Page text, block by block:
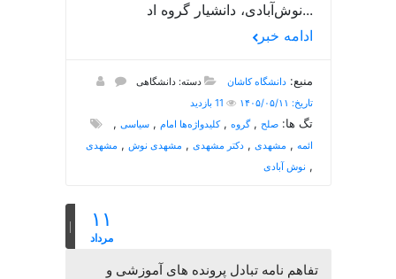
نوش‌آبادی، دانشیار گروه اد...
ادامه خبر
منبع:دانشگاه کاشان
دسته: دانشگاهی
تاریخ: ۱۴۰۵/۰۵/۱۱
تگ ها:صلح ,گروه ,کلیدواژه‌ها امام ,سیاسی ,
ائمه , مشهدی ,دکتر مشهدی , مشهدی نوش , مشهدی
نوش آبادی ,
۱۱
مرداد
تفاهم نامه تبادل پرونده‌ های آموزشی و